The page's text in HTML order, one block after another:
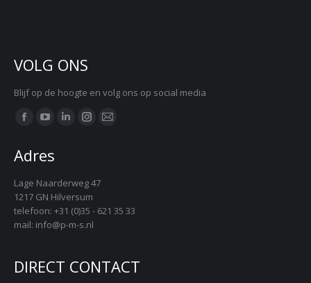
VOLG ONS
Blijf op de hoogte en volg ons op social media
Vind ons op:
Facebook
opens
in
new
window
YouTube
opens
in
new
window
Linkedin
in
new
window
Instagram
in
new
window
Mail
window
Adres
Lage Naarderweg 47
1217 GN Hilversum
telefoon: +31 (0)35 - 621 35 33
mail: info@p-m-s.nl
DIRECT CONTACT